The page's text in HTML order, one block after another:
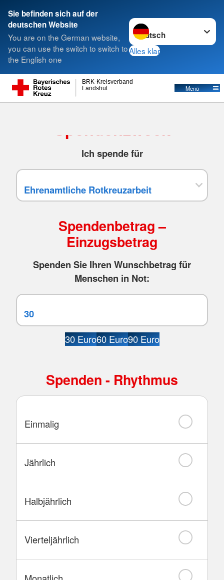
Sie befinden sich auf der
deutschen Website
You are on the German website,
you can use the switch to switch to
the English one
Sprache wechseln zu
Alles klar
Landshut
BRK-Kreisverband
Menü
Suche
Spendenzweck
Ich spende für
Spendenbetrag –
Einzugsbetrag
Spenden Sie Ihren Wunschbetrag für
Menschen in Not:
30 Euro60 Euro90 Euro
Spenden - Rhythmus
Einmalig
Jährlich
Halbjährlich
Vierteljährlich